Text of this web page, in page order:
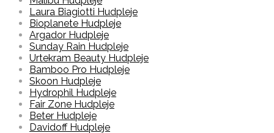
Laura Biagiotti Hudpleje
Bioplanete Hudpleje
Argador Hudpleje
Sunday Rain Hudpleje
Urtekram Beauty Hudpleje
Bamboo Pro Hudpleje
Skoon Hudpleje
Hydrophil Hudpleje
Fair Zone Hudpleje
Beter Hudpleje
Davidoff Hudpleje